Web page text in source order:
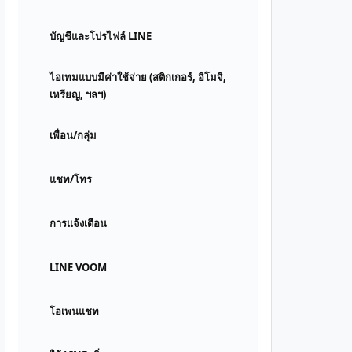
บัญชีและโปรไฟล์ LINE
ไอเทมแบบมีค่าใช้จ่าย (สติกเกอร์, อิโมจิ,
เหรียญ, ฯลฯ)
เพื่อน/กลุ่ม
แชท/โทร
การแจ้งเตือน
LINE VOOM
โอเพนแชท